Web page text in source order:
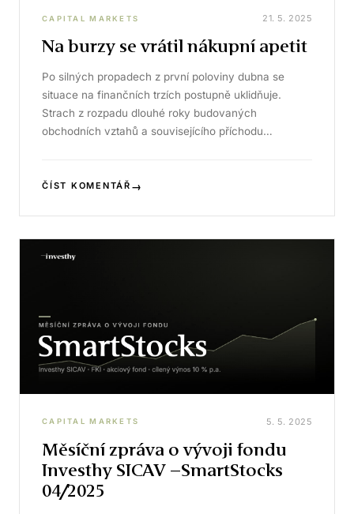
CAPITAL MARKETS 21. 5. 2025
Na burzy se vrátil nákupní apetit
Po silných propadech z první poloviny dubna se
situace na finančních trzích postupně uklidňuje.
Strach z rozpadu dlouhé roky budovaných
obchodních vztahů a souvisejícího příchodu…
ČÍST KOMENTÁŘ →
CAPITAL MARKETS 5. 5. 2025
Měsíční zpráva o vývoji fondu
Investhy SICAV –SmartStocks
04/2025